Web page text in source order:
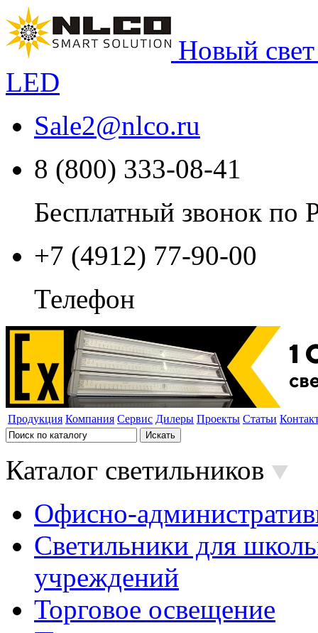
Новый
LED
Sale2@nlco.ru
8 (800) 333-08-41
Бесплатный звонок по
+7 (4912) 77-90-00
Телефон
Продукция Компания Сервис Дилеры Проекты Статьи
Каталог светильников
Офисно-
Светильники для
учреждений
Торговое освещение